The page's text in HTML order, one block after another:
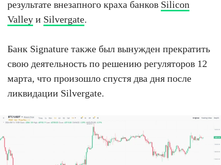
результате внезапного краха банков Silicon
Valley и Silvergate.
Банк Signature также был вынужден прекратить
свою деятельность по решению регуляторов 12
марта, что произошло спустя два дня после
ликвидации Silvergate.